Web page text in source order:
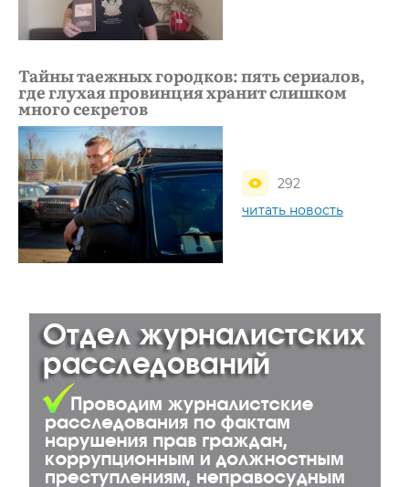
Тайны таежных городков: пять сериалов,
где глухая провинция хранит слишком
много секретов
292
читать новость